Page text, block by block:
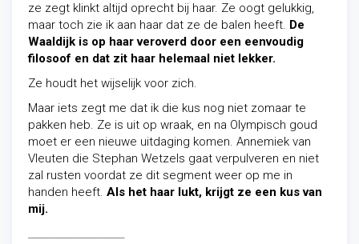
ze zegt klinkt altijd oprecht bij haar. Ze oogt gelukkig,
maar toch zie ik aan haar dat ze de balen heeft. De
Waaldijk is op haar veroverd door een eenvoudig
filosoof en dat zit haar helemaal niet lekker.
Ze houdt het wijselijk voor zich.
Maar iets zegt me dat ik die kus nog niet zomaar te
pakken heb. Ze is uit op wraak, en na Olympisch goud
moet er een nieuwe uitdaging komen. Annemiek van
Vleuten die Stephan Wetzels gaat verpulveren en niet
zal rusten voordat ze dit segment weer op me in
handen heeft. Als het haar lukt, krijgt ze een kus van
mij.